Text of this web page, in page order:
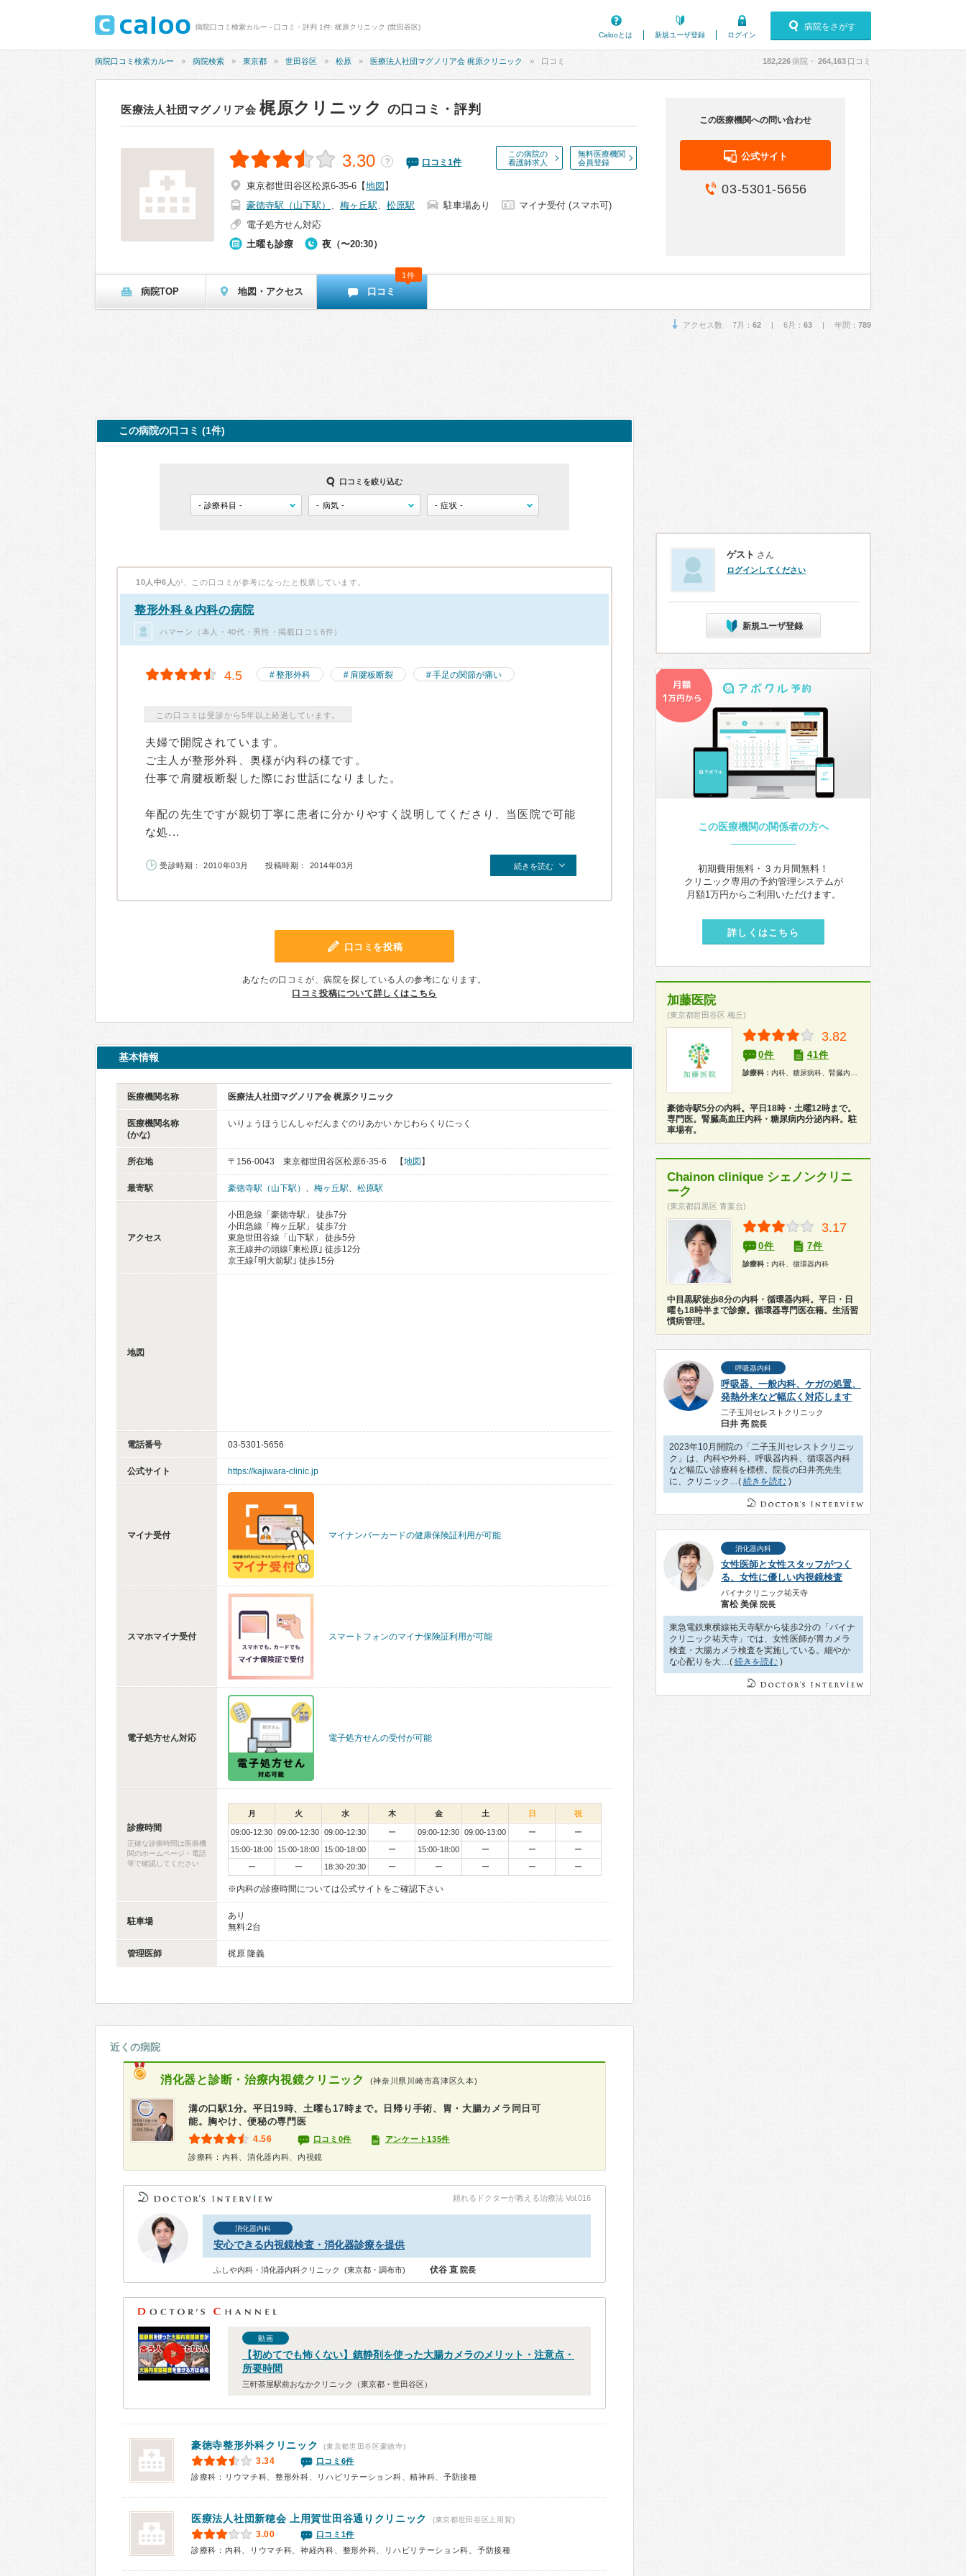
病院口コミ検索カルー - 口コミ・評判 1件: 梶原クリニック (世田谷区)
Calooとは
新規ユーザ登録 ログイン
病院をさがす
病院口コミ検索カルー 病院検索 東京都 世田谷区 松原 医療法人社団マグノリア会 梶原クリニック 口コミ 182,226病院・ 264,163 口コミ
医療法人社団マグノリア会 梶原クリニック の口コミ・評判
この病院の
看護師求人
無料医療機関
会員登録
3.30 ？ 口コミ 1件
東京都世田谷区松原6-35-6 【地図 】
豪徳寺駅（山下駅） 、 梅ヶ丘駅、 松原駅 駐車場あり
マイナ受付 (スマホ可)
電子処方せん対応
土曜も診療
夜（〜20:30）
この医療機関への問い合わせ
公式サイト
03-5301-5656
病院TOP 地図・アクセス 口コミ
1件
アクセス数 7月： 62 | 6月： 63 | 年間： 789
この病院の口コミ (1件)
口コミを絞り込む
10人中6人 が、この口コミが参考になったと投票しています。
整形外科＆内科の病院
ハマーン（本人・40代・男性・掲載口コミ6件）
4.5 整形外科 肩腱板断裂 手足の関節が痛い
この口コミは受診から5年以上経過しています。
夫婦で開院されています。
ご主人が整形外科、奥様が内科の様です。
仕事で肩腱板断裂した際にお世話になりました。
年配の先生ですが親切丁寧に患者に分かりやすく説明してくださり、当医院で可能
な処...
受診時期： 2010年03月 投稿時期： 2014年03月 続きを読む
口コミを投稿
あなたの口コミが、病院を探している人の参考になります。
口コミ投稿について詳しくはこちら
基本情報
医療機関名称 医療法人社団マグノリア会 梶原クリニック
医療機関名称
(かな)
いりょうほうじんしゃだんまぐのりあかい かじわらくりにっく
所在地 〒156-0043 東京都世田谷区松原6-35-6 【地図 】
最寄駅 豪徳寺駅（山下駅） 、 梅ヶ丘駅、 松原駅
アクセス
小田急線「豪徳寺駅」 徒歩7分
小田急線「梅ヶ丘駅」 徒歩7分
東急世田谷線「山下駅」 徒歩5分
京王線井の頭線｢東松原｣ 徒歩12分
京王線｢明大前駅｣ 徒歩15分
地図
電話番号 03-5301-5656
公式サイト https://kajiwara-clinic.jp
マイナ受付 マイナンバーカードの健康保険証利用が可能
スマホマイナ受付 スマートフォンのマイナ保険証利用が可能
電子処方せん対応 電子処方せんの受付が可能
診療時間
正確な診療時間は医療機
関のホームページ・電話
等で確認してください
月 火 水 木 金 土 日 祝
09:00-12:30 09:00-12:30 09:00-12:30 ー 09:00-12:30 09:00-13:00 ー
ー
15:00-18:00
15:00-18:00 15:00-18:00 ー 15:00-18:00 ー ー
ー
ー
ー 18:30-20:30 ー ー ー ー ー
※内科の診療時間については公式サイトをご確認下さい
駐車場
あり
無料:2台
管理医師 梶原 隆義
近くの病院
消化器と診断・治療内視鏡クリニック (神奈川県川崎市高津区久本)
溝の口駅1分。平日19時、土曜も17時まで。日帰り手術、胃・大腸カメラ同日可
能。胸やけ、便秘の専門医
4.56 口コミ0件 アンケート135件
診療科：内科、消化器内科、内視鏡
頼れるドクターが教える治療法 Vol.016
消化器内科
安心できる内視鏡検査・消化器診療を提供
ふしや内科・消化器内科クリニック (東京都・調布市) 伏谷 直 院長
動画
【初めてでも怖くない】鎮静剤を使った大腸カメラのメリット・注意点・
所要時間
三軒茶屋駅前おなかクリニック（東京都・世田谷区）
豪徳寺整形外科クリニック (東京都世田谷区豪徳寺)
3.34
口コミ6件
診療科：リウマチ科、整形外科、リハビリテーション科、精神科、予防接種
医療法人社団新穂会 上用賀世田谷通りクリニック (東京都世田谷区上用賀)
3.00
口コミ1件
診療科：内科、リウマチ科、神経内科、整形外科、リハビリテーション科、予防接種
ゲスト さん
ログインしてください
新規ユーザ登録
この医療機関の関係者の方へ
初期費用無料・３カ月間無料！
クリニック専用の予約管理システムが
月額1万円からご利用いただけます。
詳しくはこちら
加藤医院
(東京都世田谷区 梅丘)
3.82
0件 41件
診療科： 内科、糖尿病科、腎臓内科、健康診断
豪徳寺駅5分の内科。平日18時・土曜12時まで。
専門医。腎臓高血圧内科・糖尿病内分泌内科。駐
車場有。
Chainon clinique シェノンクリニ
ーク
(東京都目黒区 青葉台)
3.17
0件 7件
診療科： 内科、循環器内科
中目黒駅徒歩8分の内科・循環器内科。平日・日
曜も18時半まで診療。循環器専門医在籍。生活習
慣病管理。
呼吸器内科
呼吸器、一般内科、ケガの処置、
発熱外来など幅広く対応します
二子玉川セレストクリニック
臼井 亮 院長
2023年10月開院の「二子玉川セレストクリニッ
ク」は、内科や外科、呼吸器内科、循環器内科
など幅広い診療科を標榜。院長の臼井亮先生
に、クリニック…( 続きを読む )
消化器内科
女性医師と女性スタッフがつく
る、女性に優しい内視鏡検査
パイナクリニック祐天寺
富松 美保 院長
東急電鉄東横線祐天寺駅から徒歩2分の「パイナ
クリニック祐天寺」では、女性医師が胃カメラ
検査・大腸カメラ検査を実施している。細やか
な心配りを大…( 続きを読む )